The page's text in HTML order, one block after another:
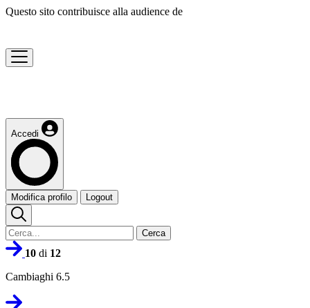
Questo sito contribuisce alla audience de
Accedi
Modifica profilo Logout
Cerca
10 di 12
Cambiaghi 6.5